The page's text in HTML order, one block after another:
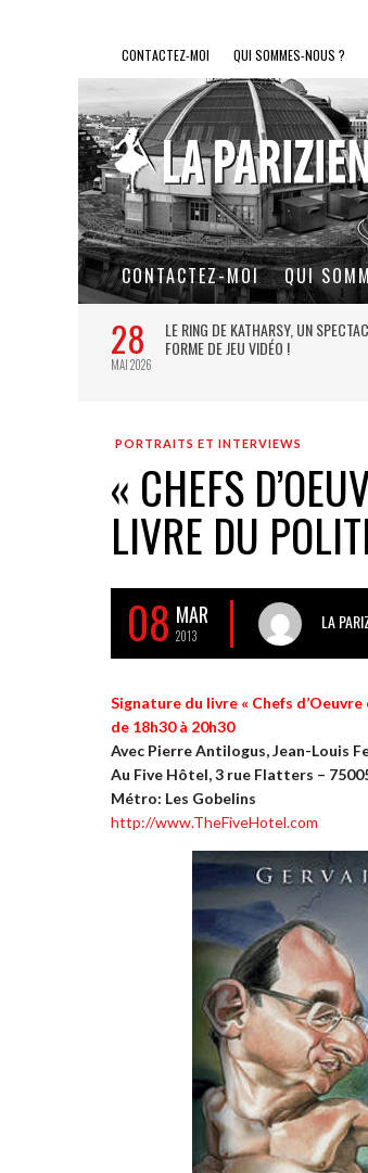
CONTACTEZ-MOI QUI SOMMES-NOUS ?
CONTACTEZ-MOI QUI
28
MAI 2026
LE RING DE KATHARSY, UN
FORME DE JEU VIDÉO !
PORTRAITS ET INTERVIEWS
« CHEFS
LIVRE DU
08 MAR
2013
LA
Signature du livre « Chefs
de 18h30 à 20h30
Avec Pierre Antilogus, Jean-Louis
Au Five Hôtel, 3 rue Flatters –
Métro: Les Gobelins
http://www.TheFiveHotel.com